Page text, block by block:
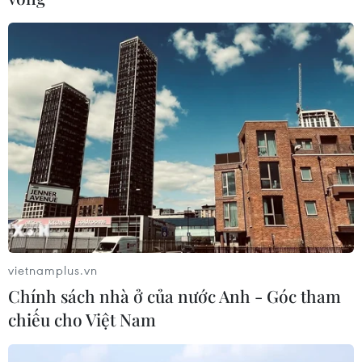
ninh mạng Việt Nam: Những thông
điệp thiết thực về an toàn số
05/08/2026 22:58
Ngoại giao khoa học-
công nghệ trở thành trụ cột mới của
nền đối ngoại Việt Nam
05/08/2026 14:56
Xem thêm
vietnamplus.vn
Chính sách nhà ở của nước Anh - Góc tham
chiếu cho Việt Nam